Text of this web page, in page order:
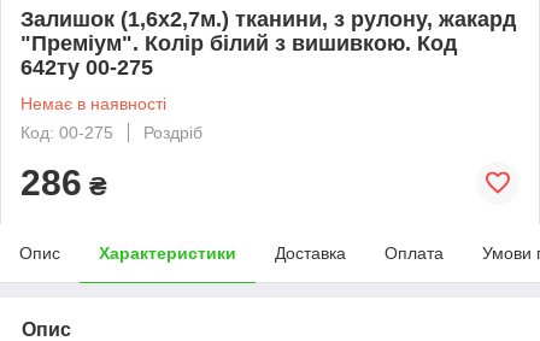
Залишок (1,6х2,7м.) тканини, з рулону, жакард
"Преміум". Колір білий з вишивкою. Код
642ту 00-275
Немає в наявності
Код: 00-275
Роздріб
286 ₴
Опис Характеристики Доставка Оплата Умови
Опис